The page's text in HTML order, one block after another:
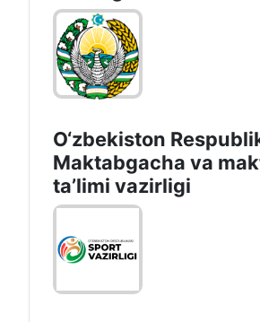
O‘zbekiston
Maktabgacha va
taʼlimi vazirligi